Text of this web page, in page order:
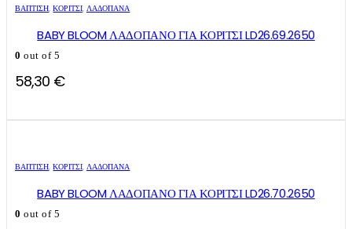
ΒΑΠΤΙΣΗ,ΚΟΡΊΤΣΙ, ΛΑΔΌΠΑΝΑ
BABY BLOOM ΛΑΔΟΠΑΝΟ ΓΙΑ ΚΟΡΙΤΣΙ LD26.69.2650
0 out of 5
58,30 €
ΒΑΠΤΙΣΗ,ΚΟΡΊΤΣΙ, ΛΑΔΌΠΑΝΑ
BABY BLOOM ΛΑΔΟΠΑΝΟ ΓΙΑ ΚΟΡΙΤΣΙ LD26.70.2650
0 out of 5